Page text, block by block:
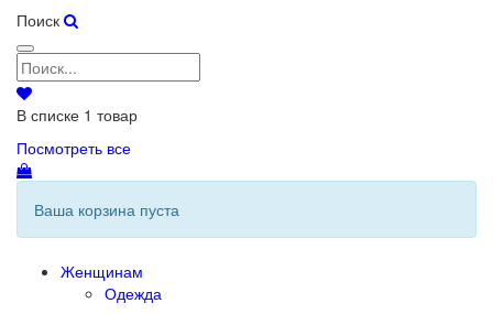
Поиск
В списке 1 товар
Посмотреть все
Ваша корзина пуста
Женщинам
Одежда